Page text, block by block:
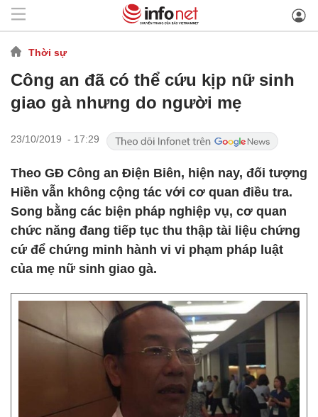
Thời sự
Công an đã có thể cứu kịp nữ sinh
giao gà nhưng do người mẹ
23/10/2019 - 17:29
Theo GĐ Công an Điện Biên, hiện nay, đối tượng
Hiền vẫn không cộng tác với cơ quan điều tra.
Song bằng các biện pháp nghiệp vụ, cơ quan
chức năng đang tiếp tục thu thập tài liệu chứng
cứ để chứng minh hành vi vi phạm pháp luật
của mẹ nữ sinh giao gà.